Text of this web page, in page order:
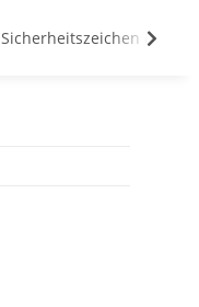
Sicherheitszeichen &